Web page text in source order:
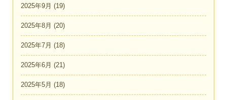
2025年9月 (19)
2025年8月 (20)
2025年7月 (18)
2025年6月 (21)
2025年5月 (18)